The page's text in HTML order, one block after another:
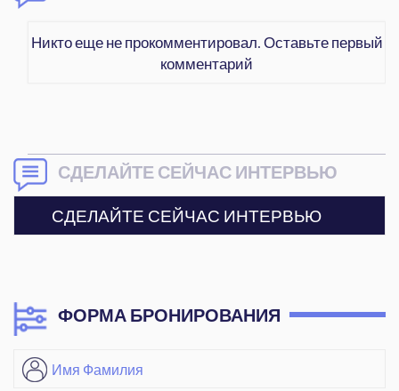
Никто еще не прокомментировал. Оставьте первый
комментарий
СДЕЛАЙТЕ СЕЙЧАС ИНТЕРВЬЮ
СДЕЛАЙТЕ СЕЙЧАС ИНТЕРВЬЮ
ФОРМА БРОНИРОВАНИЯ